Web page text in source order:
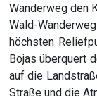
Wanderweg den
Wald-
höchsten
Bojas überquert
auf die
Straße und die